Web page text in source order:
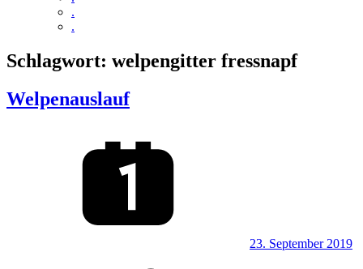
.
.
Schlagwort: welpengitter fressnapf
Welpenauslauf
23. September 2019